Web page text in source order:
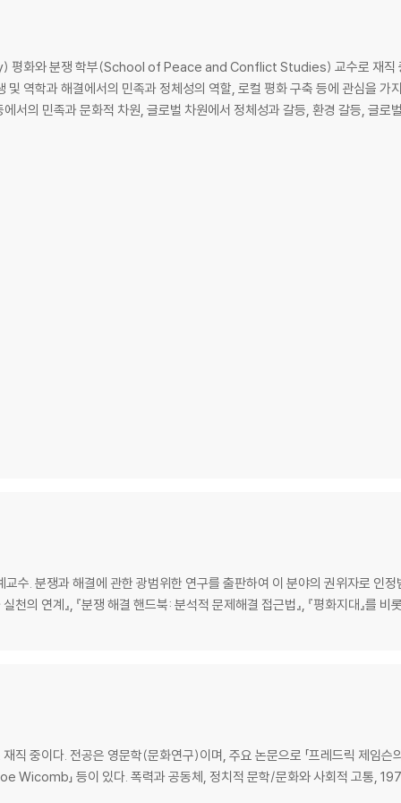
화와 분쟁 학부(School of Peace and Conflict Studies) 교수로 재직
역학과 해결에서의 민족과 정체성의 역할, 로컬 평화 구축 등에 관심을 가
서의 민족과 문화적 차원, 글로벌 차원에서 정체성과 갈등, 환경 갈등, 글로
수. 분쟁과 해결에 관한 광범위한 연구를 출판하여 이 분야의 권위자로 인정
천의 연계』, 『분쟁 해결 핸드북: 분석적 문제해결 접근법』, 『평화지대』를
직 중이다. 전공은 영문학(문화연구)이며, 주요 논문으로 「프레드릭 제임
」 등이 있다. 폭력과 공동체, 정치적 문학/문화와 사회적 고통,